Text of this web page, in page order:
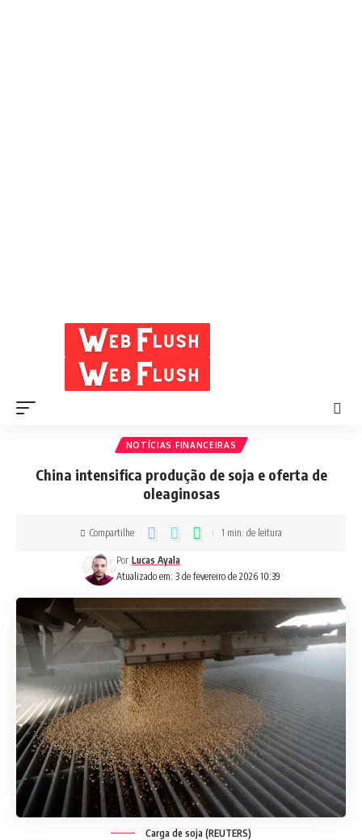
NOTÍCIAS FINANCEIRAS
China intensifica produção de soja e oferta de
oleaginosas
Atualizado em: 3 de fevereiro de 2026 10:39
Por Lucas Ayala
Compartilhe 1 min. de leitura
Carga de soja (REUTERS)